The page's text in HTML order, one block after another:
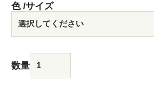
色 サイズ